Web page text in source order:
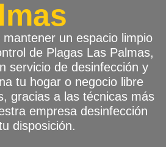
un espacio limpio
de Plagas Las Palmas,
servicio de desinfección y
tu hogar o negocio libre
gracias a las técnicas más
empresa desinfección
disposición.